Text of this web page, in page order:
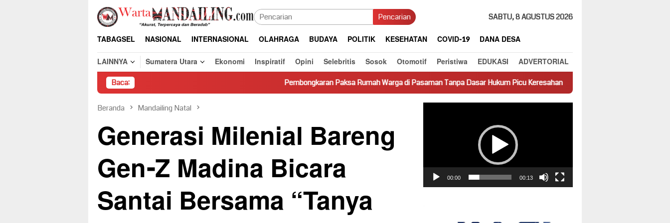
Loncat
konten
Pencarian SABTU, 8 AGUSTUS 2026
TABAGSEL NASIONAL INTERNASIONAL OLAHRAGA BUDAYA POLITIK KESEHATAN COVID-19
DANA DESA
LAINNYA
Sumatera Utara Ekonomi Inspiratif Opini Selebritis Sosok Otomotif Peristiwa EDUKASI ADVERTORIAL
Baca: Pembongkaran Paksa Rumah Warga di Pasaman Tanpa Dasar Hukum Picu Keresahan Truk Miring Hambat Arus Lalu Lintas di
Beranda Mandailing Natal
Generasi Milenial Bareng
Gen-Z Madina Bicara
Santai Bersama “Tanya
00:00 00:13